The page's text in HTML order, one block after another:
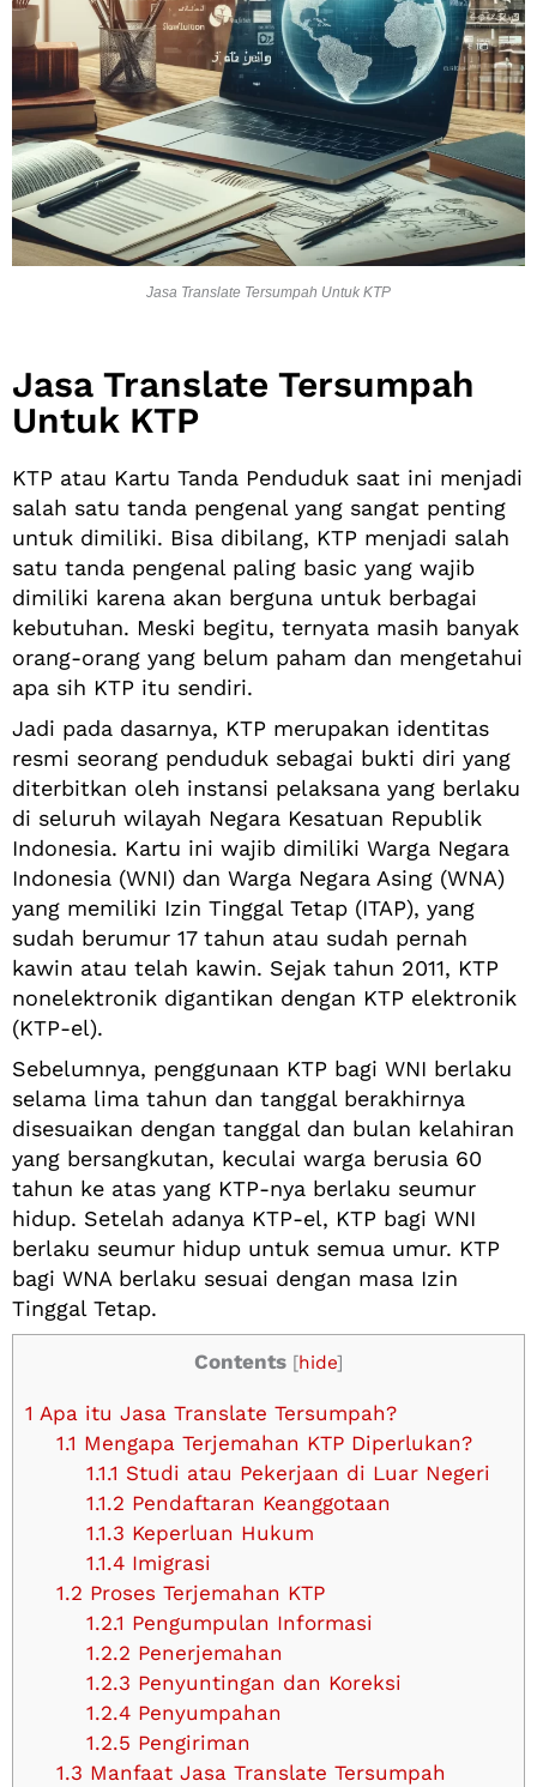
Jasa Translate Tersumpah Untuk KTP
Jasa Translate Tersumpah
Untuk KTP
KTP atau Kartu Tanda Penduduk saat ini menjadi
salah satu tanda pengenal yang sangat penting
untuk dimiliki. Bisa dibilang, KTP menjadi salah
satu tanda pengenal paling basic yang wajib
dimiliki karena akan berguna untuk berbagai
kebutuhan. Meski begitu, ternyata masih banyak
orang-orang yang belum paham dan mengetahui
apa sih KTP itu sendiri.
Jadi pada dasarnya, KTP merupakan identitas
resmi seorang penduduk sebagai bukti diri yang
diterbitkan oleh instansi pelaksana yang berlaku
di seluruh wilayah Negara Kesatuan Republik
Indonesia. Kartu ini wajib dimiliki Warga Negara
Indonesia (WNI) dan Warga Negara Asing (WNA)
yang memiliki Izin Tinggal Tetap (ITAP), yang
sudah berumur 17 tahun atau sudah pernah
kawin atau telah kawin. Sejak tahun 2011, KTP
nonelektronik digantikan dengan KTP elektronik
(KTP-el).
Sebelumnya, penggunaan KTP bagi WNI berlaku
selama lima tahun dan tanggal berakhirnya
disesuaikan dengan tanggal dan bulan kelahiran
yang bersangkutan, keculai warga berusia 60
tahun ke atas yang KTP-nya berlaku seumur
hidup. Setelah adanya KTP-el, KTP bagi WNI
berlaku seumur hidup untuk semua umur. KTP
bagi WNA berlaku sesuai dengan masa Izin
Tinggal Tetap.
Contents [hide]
1 Apa itu Jasa Translate Tersumpah?
1.1 Mengapa Terjemahan KTP Diperlukan?
1.1.1 Studi atau Pekerjaan di Luar Negeri
1.1.2 Pendaftaran Keanggotaan
1.1.3 Keperluan Hukum
1.1.4 Imigrasi
1.2 Proses Terjemahan KTP
1.2.1 Pengumpulan Informasi
1.2.2 Penerjemahan
1.2.3 Penyuntingan dan Koreksi
1.2.4 Penyumpahan
1.2.5 Pengiriman
1.3 Manfaat Jasa Translate Tersumpah